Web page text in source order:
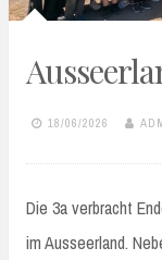
18/06/2026
Die 3a verbracht
im Ausseerland.